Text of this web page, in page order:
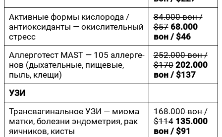
Актив­ные фор­мы кис­ло­ро­да /
анти­ок­си­дан­ты — окис­ли­тель­ный
стресс
84.000 вон /
$57 68.000
вон / $46
Аллер­го­тест MAST — 105 аллер­ге­
нов (дыха­тель­ные, пище­вые,
пыль, клещи)
252.000 вон /
$170 202.000
вон / $137
УЗИ
Транс­ва­ги­наль­ное УЗИ — мио­ма
мат­ки, болез­ни эндо­мет­рия, рак
яич­ни­ков, кисты
168.000 вон /
$114 135.000
вон / $91